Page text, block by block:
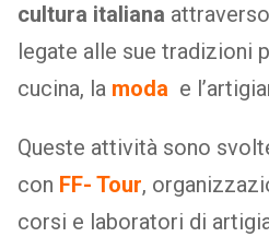
cultura italiana
legate alle sue tradizioni
cucina, la moda e
Queste attività sono
con FF- Tour,
corsi e laboratori di